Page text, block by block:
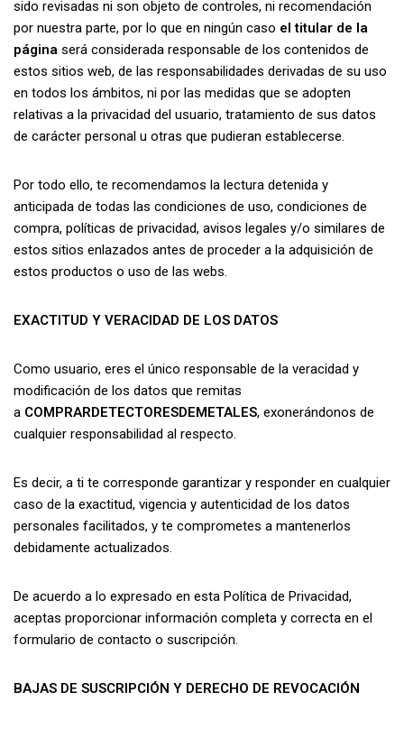
sido revisadas ni son objeto de controles, ni recomendación
por nuestra parte, por lo que en ningún caso el titular de la
página será considerada responsable de los contenidos de
estos sitios web, de las responsabilidades derivadas de su uso
en todos los ámbitos, ni por las medidas que se adopten
relativas a la privacidad del usuario, tratamiento de sus datos
de carácter personal u otras que pudieran establecerse.
Por todo ello, te recomendamos la lectura detenida y
anticipada de todas las condiciones de uso, condiciones de
compra, políticas de privacidad, avisos legales y/o similares de
estos sitios enlazados antes de proceder a la adquisición de
estos productos o uso de las webs.
EXACTITUD Y VERACIDAD DE LOS DATOS
Como usuario, eres el único responsable de la veracidad y
modificación de los datos que remitas
a COMPRARDETECTORESDEMETALES, exonerándonos de
cualquier responsabilidad al respecto.
Es decir, a ti te corresponde garantizar y responder en cualquier
caso de la exactitud, vigencia y autenticidad de los datos
personales facilitados, y te comprometes a mantenerlos
debidamente actualizados.
De acuerdo a lo expresado en esta Política de Privacidad,
aceptas proporcionar información completa y correcta en el
formulario de contacto o suscripción.
BAJAS DE SUSCRIPCIÓN Y DERECHO DE REVOCACIÓN